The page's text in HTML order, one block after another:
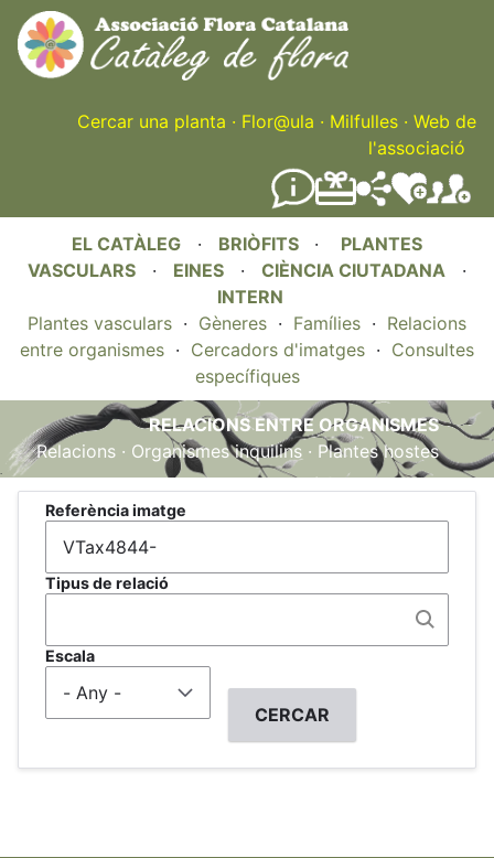
Skip
to
main
content
Cercar una planta · Flor@ula · Milfulles · Web de
l'associació
EL CATÀLEG · BRIÒFITS · PLANTES
VASCULARS · EINES · CIÈNCIA CIUTADANA ·
INTERN
Plantes vasculars · Gèneres · Famílies · Relacions
entre organismes · Cercadors d'imatges · Consultes
específiques
RELACIONS ENTRE ORGANISMES
Relacions · Organismes inquilins · Plantes hostes
Referència imatge
Tipus de relació
Escala